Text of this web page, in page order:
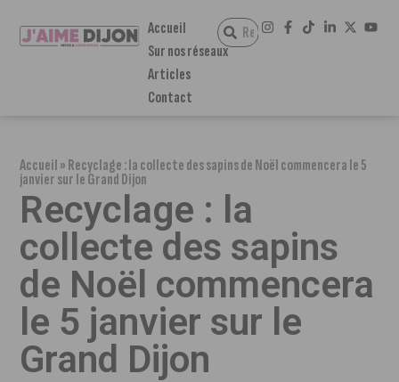
Accueil
Sur nos réseaux
Articles
Contact
Accueil»Recyclage : la collecte des sapins de Noël commencera le 5
janvier sur le Grand Dijon
Recyclage : la
collecte des sapins
de Noël commencera
le 5 janvier sur le
Grand Dijon